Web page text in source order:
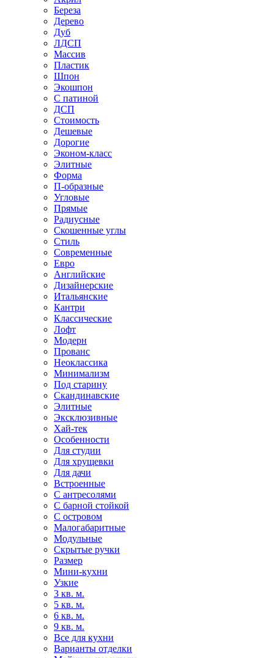
Береза
Дерево
Дуб
ЛДСП
Массив
Пластик
Шпон
Экошпон
С патиной
ДСП
Стоимость
Дешевые
Дорогие
Эконом-класс
Элитные
Форма
П-образные
Угловые
Прямые
Радиусные
Скошенные углы
Стиль
Современные
Евро
Английские
Дизайнерские
Итальянские
Кантри
Классические
Лофт
Модерн
Прованс
Неоклассика
Минимализм
Под старину
Скандинавские
Элитные
Эксклюзивные
Хай-тек
Особенности
Для студии
Для хрущевки
Для дачи
Встроенные
С антресолями
С барной стойкой
С островом
Малогабаритные
Модульные
Скрытые ручки
Размер
Мини-кухни
Узкие
3 кв. м.
5 кв. м.
6 кв. м.
9 кв. м.
Все для кухни
Варианты отделки